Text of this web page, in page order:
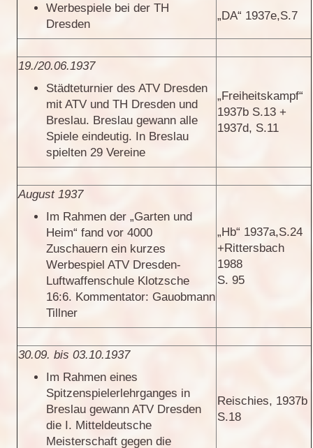
Werbespiele bei der TH
Dresden
„DA“ 1937e,S.7
19./20.06.1937
Städteturnier des ATV Dresden
mit ATV und TH Dresden und
Breslau. Breslau gewann alle
Spiele eindeutig. In Breslau
spielten 29 Vereine
„Freiheitskampf“
1937b S.13 +
1937d, S.11
August 1937
Im Rahmen der „Garten und
Heim“ fand vor 4000
Zuschauern ein kurzes
Werbespiel ATV Dresden-
Luftwaffenschule Klotzsche
16:6. Kommentator: Gauobmann
Tillner
„Hb“ 1937a,S.24
+Rittersbach
1988
S. 95
30.09. bis 03.10.1937
Im Rahmen eines
Spitzenspielerlehrganges in
Breslau gewann ATV Dresden
die I. Mitteldeutsche
Meisterschaft gegen die
Reischies, 1937b
S.18